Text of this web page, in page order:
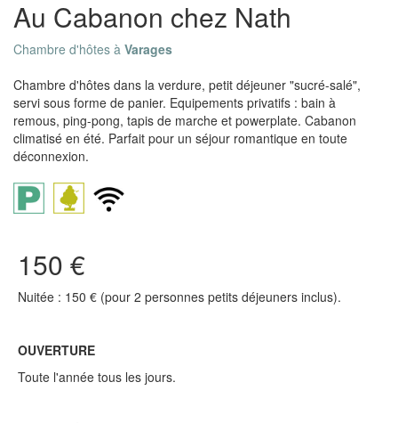
Au Cabanon chez Nath
Chambre d'hôtes à Varages
Chambre d'hôtes dans la verdure, petit déjeuner "sucré-salé",
servi sous forme de panier. Equipements privatifs : bain à
remous, ping-pong, tapis de marche et powerplate. Cabanon
climatisé en été. Parfait pour un séjour romantique en toute
déconnexion.
150 €
Nuitée : 150 € (pour 2 personnes petits déjeuners inclus).
OUVERTURE
Toute l'année tous les jours.